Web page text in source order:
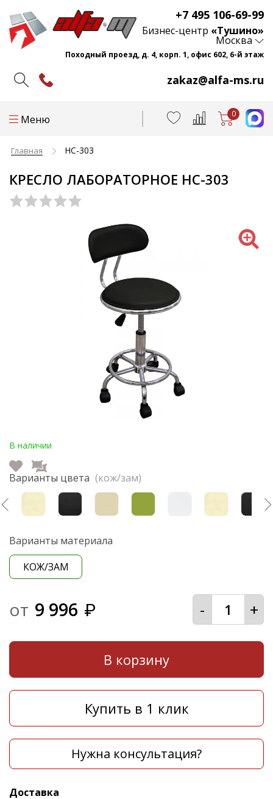
+7 495 106-69-99
zakaz@alfa-ms.ru
Бизнес-центр «Тушино»
Москва
Походный проезд, д. 4, корп. 1, офис 602, 6-й этаж
Меню 0
Главная HC-303
КРЕСЛО ЛАБОРАТОРНОЕ HC-303
В наличии
Варианты цвета (кож/зам)
Варианты материала
КОЖ/ЗАМ
от 9 996 ₽ - +
В корзину
Купить в 1 клик
Нужна консультация?
Доставка